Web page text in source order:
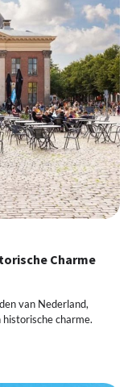
Charme
van Nederland,
charme.